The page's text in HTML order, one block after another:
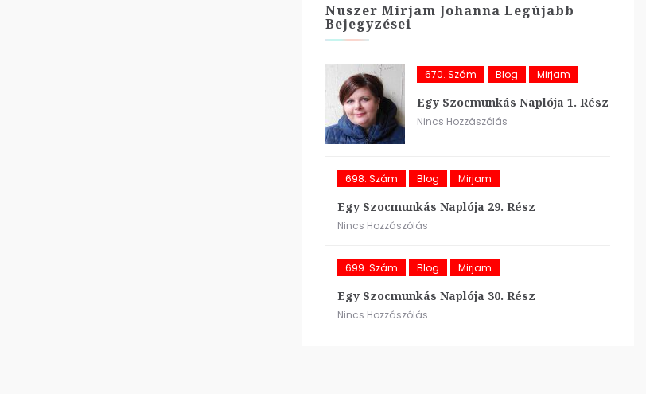
Nuszer Mirjam Johanna Legújabb
Bejegyzései
670. Szám Blog Mirjam
Egy Szocmunkás Naplója 1. Rész
Nincs Hozzászólás
698. Szám Blog Mirjam
Egy Szocmunkás Naplója 29. Rész
Nincs Hozzászólás
699. Szám Blog Mirjam
Egy Szocmunkás Naplója 30. Rész
Nincs Hozzászólás